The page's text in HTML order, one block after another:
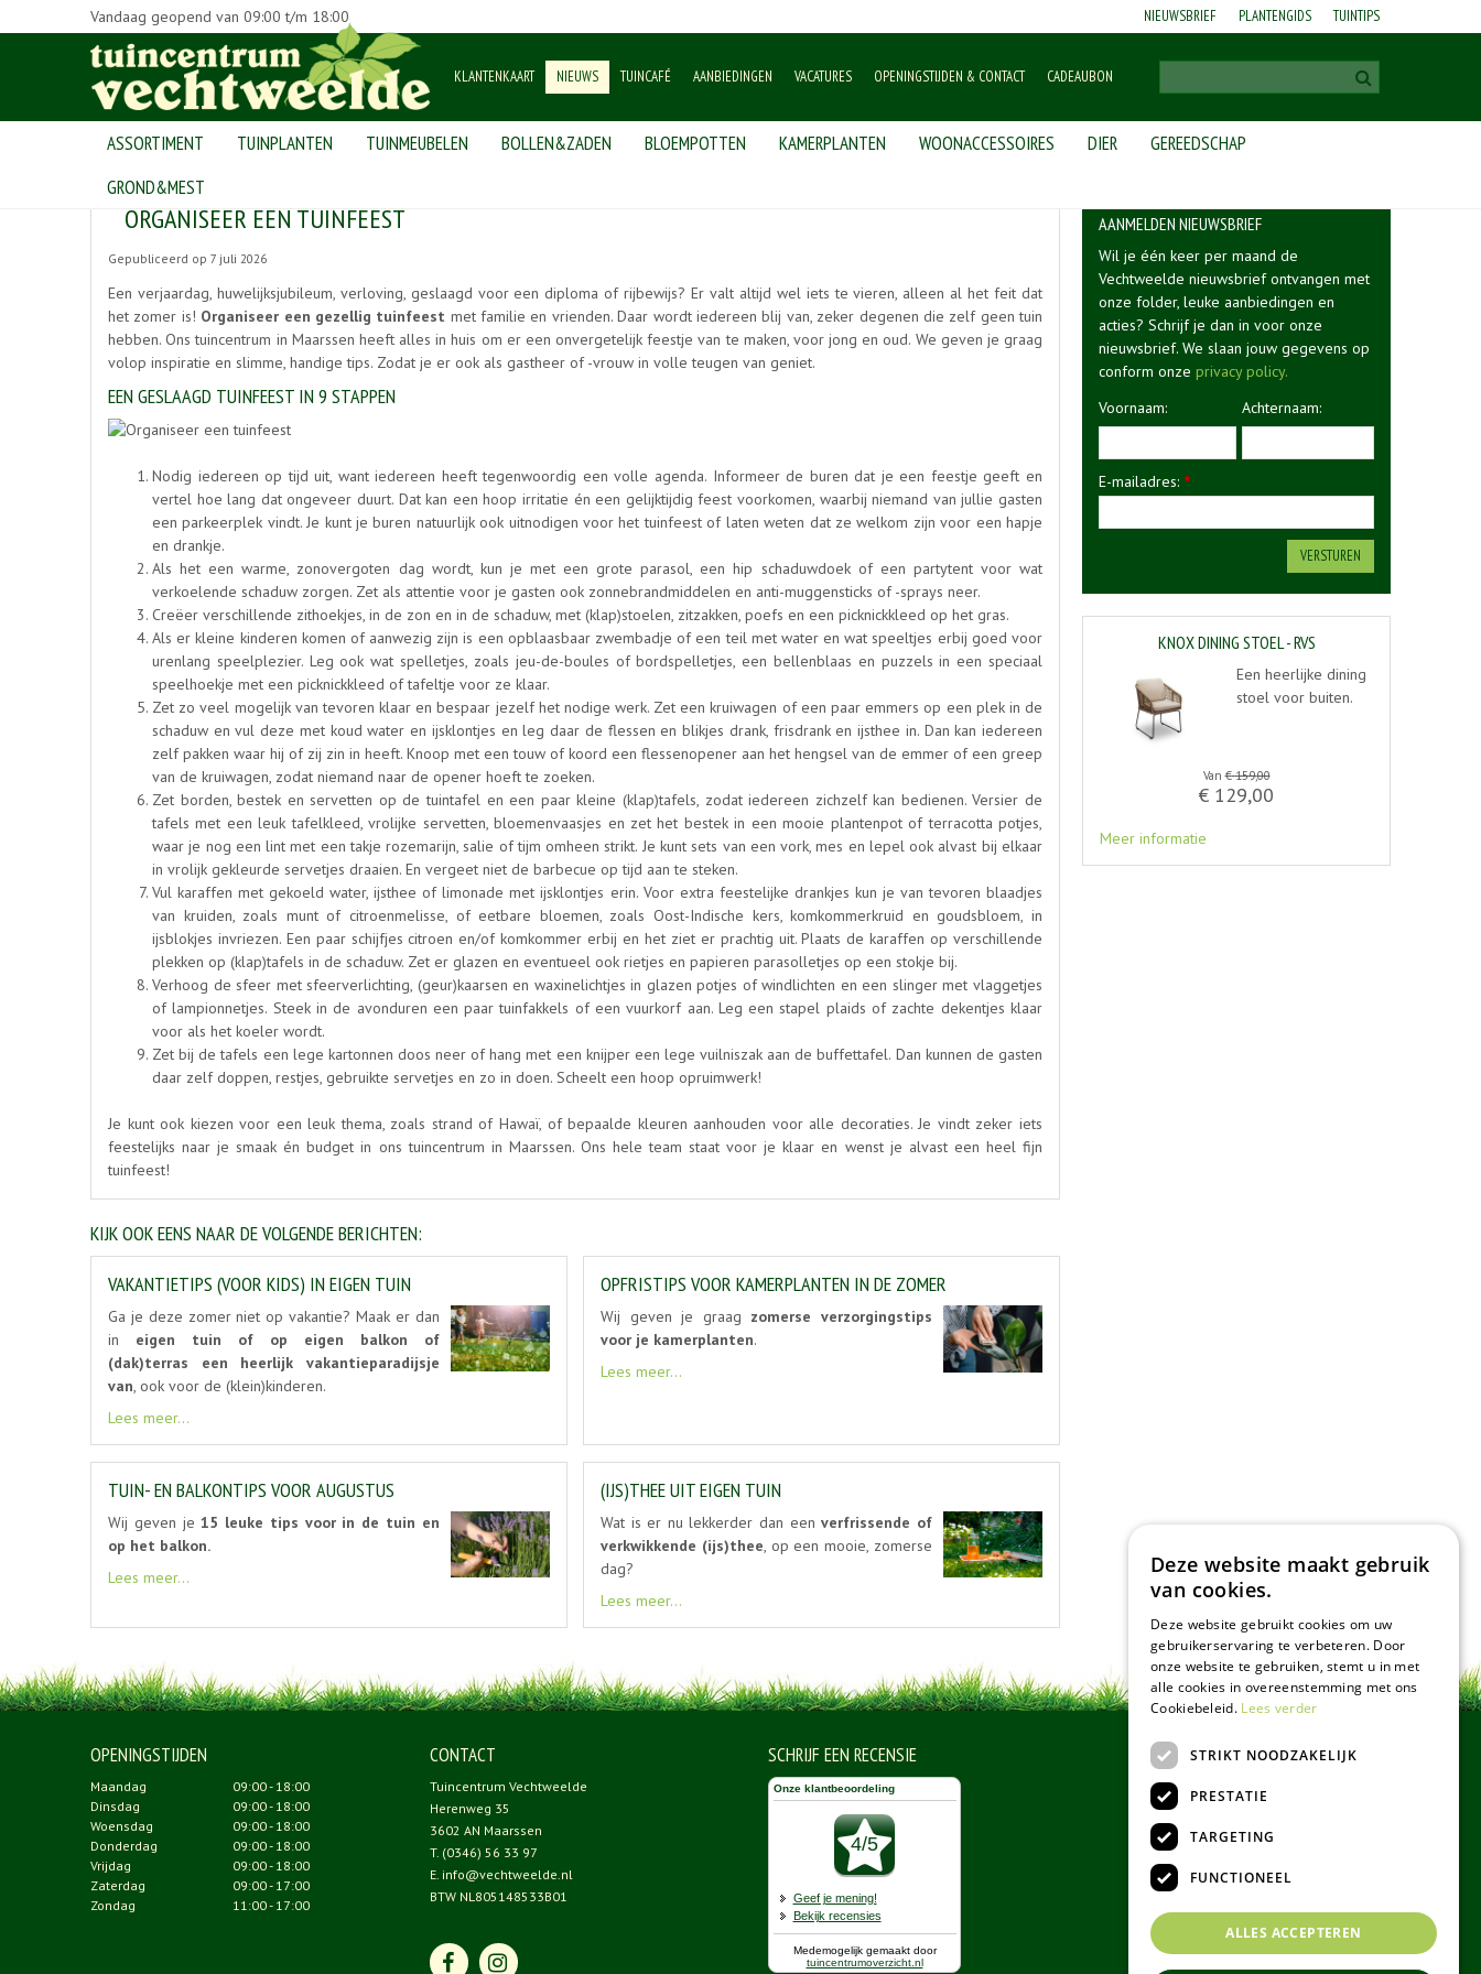
Home > Nieuws >
Vandaag geopend van 09:00 t/m 18:00 NIEUWSBRIEF PLANTENGIDS TUINTIPS
KLANTENKAART NIEUWS TUINCAFÉ AANBIEDINGEN VACATURES OPENINGSTIJDEN & CONTACT CADEAUBON
ASSORTIMENT TUINPLANTEN TUINMEUBELEN BOLLEN&ZADEN BLOEMPOTTEN KAMERPLANTEN WOONACCESSOIRES DIER
GEREEDSCHAP
GROND&MEST
ORGANISEER EEN TUINFEEST
Gepubliceerd op 7 juli 2026
Een verjaardag, huwelijksjubileum, verloving, geslaagd voor een diploma of rijbewijs? Er valt altijd wel iets te vieren, alleen al het feit dat
het zomer is! Organiseer een gezellig tuinfeest met familie en vrienden. Daar wordt iedereen blij van, zeker degenen die zelf geen tuin
hebben. Ons tuincentrum in Maarssen heeft alles in huis om er een onvergetelijk feestje van te maken, voor jong en oud. We geven je graag
volop inspiratie en slimme, handige tips. Zodat je er ook als gastheer of -vrouw in volle teugen van geniet.
EEN GESLAAGD TUINFEEST IN 9 STAPPEN
Nodig iedereen op tijd uit, want iedereen heeft tegenwoordig een volle agenda. Informeer de buren dat je een feestje geeft en
vertel hoe lang dat ongeveer duurt. Dat kan een hoop irritatie én een gelijktijdig feest voorkomen, waarbij niemand van jullie gasten
een parkeerplek vindt. Je kunt je buren natuurlijk ook uitnodigen voor het tuinfeest of laten weten dat ze welkom zijn voor een hapje
en drankje.
Als het een warme, zonovergoten dag wordt, kun je met een grote parasol, een hip schaduwdoek of een partytent voor wat
verkoelende schaduw zorgen. Zet als attentie voor je gasten ook zonnebrandmiddelen en anti-muggensticks of -sprays neer.
Creëer verschillende zithoekjes, in de zon en in de schaduw, met (klap)stoelen, zitzakken, poefs en een picknickkleed op het gras.
Als er kleine kinderen komen of aanwezig zijn is een opblaasbaar zwembadje of een teil met water en wat speeltjes erbij goed voor
urenlang speelplezier. Leg ook wat spelletjes, zoals jeu-de-boules of bordspelletjes, een bellenblaas en puzzels in een speciaal
speelhoekje met een picknickkleed of tafeltje voor ze klaar.
Zet zo veel mogelijk van tevoren klaar en bespaar jezelf het nodige werk. Zet een kruiwagen of een paar emmers op een plek in de
schaduw en vul deze met koud water en ijsklontjes en leg daar de flessen en blikjes drank, frisdrank en ijsthee in. Dan kan iedereen
zelf pakken waar hij of zij zin in heeft. Knoop met een touw of koord een flessenopener aan het hengsel van de emmer of een greep
van de kruiwagen, zodat niemand naar de opener hoeft te zoeken.
Zet borden, bestek en servetten op de tuintafel en een paar kleine (klap)tafels, zodat iedereen zichzelf kan bedienen. Versier de
tafels met een leuk tafelkleed, vrolijke servetten, bloemenvaasjes en zet het bestek in een mooie plantenpot of terracotta potjes,
waar je nog een lint met een takje rozemarijn, salie of tijm omheen strikt. Je kunt sets van een vork, mes en lepel ook alvast bij elkaar
in vrolijk gekleurde servetjes draaien. En vergeet niet de barbecue op tijd aan te steken.
Vul karaffen met gekoeld water, ijsthee of limonade met ijsklontjes erin. Voor extra feestelijke drankjes kun je van tevoren blaadjes
van kruiden, zoals munt of citroenmelisse, of eetbare bloemen, zoals Oost-Indische kers, komkommerkruid en goudsbloem, in
ijsblokjes invriezen. Een paar schijfjes citroen en/of komkommer erbij en het ziet er prachtig uit. Plaats de karaffen op verschillende
plekken op (klap)tafels in de schaduw. Zet er glazen en eventueel ook rietjes en papieren parasolletjes op een stokje bij.
Verhoog de sfeer met sfeerverlichting, (geur)kaarsen en waxinelichtjes in glazen potjes of windlichten en een slinger met vlaggetjes
of lampionnetjes. Steek in de avonduren een paar tuinfakkels of een vuurkorf aan. Leg een stapel plaids of zachte dekentjes klaar
voor als het koeler wordt.
Zet bij de tafels een lege kartonnen doos neer of hang met een knijper een lege vuilniszak aan de buffettafel. Dan kunnen de gasten
daar zelf doppen, restjes, gebruikte servetjes en zo in doen. Scheelt een hoop opruimwerk!
Je kunt ook kiezen voor een leuk thema, zoals strand of Hawaï, of bepaalde kleuren aanhouden voor alle decoraties. Je vindt zeker iets
feestelijks naar je smaak én budget in ons tuincentrum in Maarssen. Ons hele team staat voor je klaar en wenst je alvast een heel fijn
tuinfeest!
KIJK OOK EENS NAAR DE VOLGENDE BERICHTEN:
VAKANTIETIPS (VOOR KIDS) IN EIGEN TUIN
Ga je deze zomer niet op vakantie? Maak er dan
in eigen tuin of op eigen balkon of
(dak)terras een heerlijk vakantieparadijsje
van, ook voor de (klein)kinderen.
Lees meer...
OPFRISTIPS VOOR KAMERPLANTEN IN DE ZOMER
Wij geven je graag zomerse verzorgingstips
voor je kamerplanten.
Lees meer...
TUIN- EN BALKONTIPS VOOR AUGUSTUS
Wij geven je15 leuke tips voor in de tuin en
op het balkon.
Lees meer...
(IJS)THEE UIT EIGEN TUIN
Wat is er nu lekkerder dan eenverfrissende of
verkwikkende (ijs)thee, op een mooie, zomerse
dag?
Lees meer...
AANMELDEN NIEUWSBRIEF
Wil je één keer per maand de
Vechtweelde nieuwsbrief ontvangen met
onze folder, leuke aanbiedingen en
acties? Schrijf je dan in voor onze
nieuwsbrief. We slaan jouw gegevens op
conform onze privacy policy.
Voornaam:
Achternaam:
E-mailadres: *
KNOX DINING STOEL - RVS
Een heerlijke dining
stoel voor buiten.
Van € 159,00
€ 129,00
Meer informatie
OPENINGSTIJDEN
Maandag
09:00 - 18:00
Dinsdag
09:00 - 18:00
Woensdag
09:00 - 18:00
Donderdag
09:00 - 18:00
Vrijdag
09:00 - 18:00
Zaterdag
09:00 - 17:00
Zondag
11:00 - 17:00
CONTACT
Tuincentrum Vechtweelde
Herenweg 35
3602 AN Maarssen
T. (0346) 56 33 97
E. info@vechtweelde.nl
BTW NL805148533B01
SCHRIJF EEN RECENSIE
Deze website maakt gebruik
van cookies.
Deze website gebruikt cookies om uw
gebruikerservaring te verbeteren. Door
onze website te gebruiken, stemt u in met
alle cookies in overeenstemming met ons
Cookiebeleid. Lees verder
STRIKT NOODZAKELIJK
PRESTATIE
TARGETING
FUNCTIONEEL
ALLES ACCEPTEREN